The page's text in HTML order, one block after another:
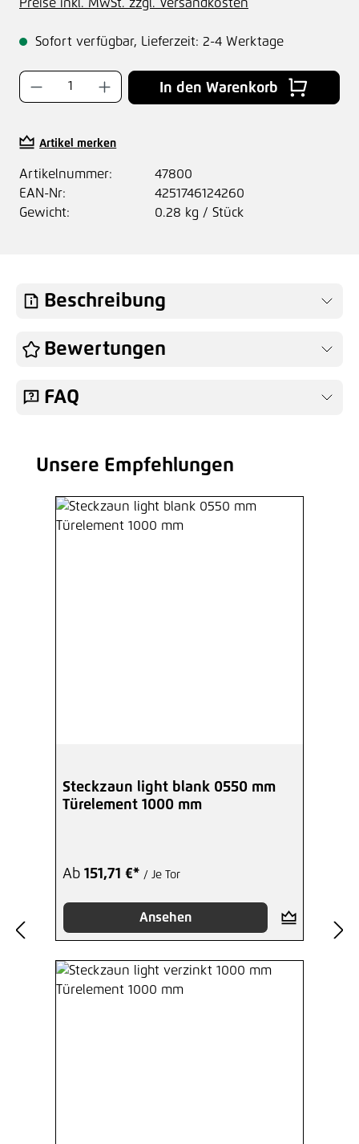
Preise inkl. MwSt. zzgl. Versandkosten
Sofort verfügbar, Lieferzeit: 2-4 Werktage
Produkt Anzahl: Gib den gewünschten
In den Warenkorb
Artikel merken
Artikelnummer:
47800
EAN-Nr:
4251746124260
Gewicht:
0.28 kg / Stück
Beschreibung
Bewertungen
FAQ
Produktgalerie überspringen
Unsere Empfehlungen
Steckzaun light blank 0550 mm
Türelement 1000 mm
Ab 151,71 €* / Je Tor
Ansehen